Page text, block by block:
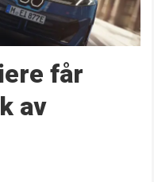
får
av